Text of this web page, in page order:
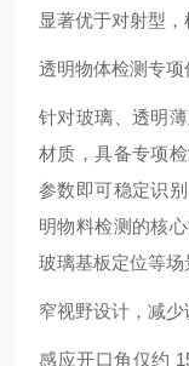
显著优于对射型，
透明物体检测专项
针对玻璃、透明
材质，具备专项
参数即可稳定识
明物料检测的核
玻璃基板定位等场
窄视野设计，减少
感应开口角仅约